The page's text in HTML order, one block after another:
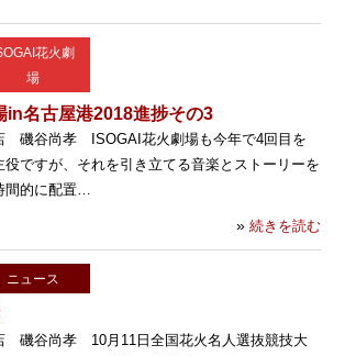
花火劇
場
in名古屋港2018進捗その3
磯谷尚孝 ISOGAI花火劇場も今年で4回目を
役ですが、それを引き立てる音楽とストーリーを
間的に配置…
» 続きを読む
ニュース
磯谷尚孝 10月11日全国花火名人選抜競技大